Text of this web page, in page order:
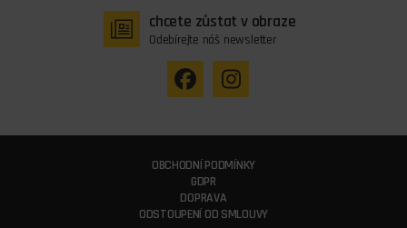
chcete zůstat v obraze
Odebírejte náš newsletter
OBCHODNÍ PODMÍNKY
GDPR
DOPRAVA
ODSTOUPENÍ OD SMLOUVY